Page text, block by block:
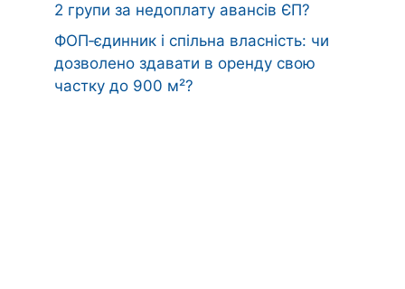
2 групи за недоплату авансів ЄП?
ФОП‑єдинник і спільна власність: чи
дозволено здавати в оренду свою
частку до 900 м²?